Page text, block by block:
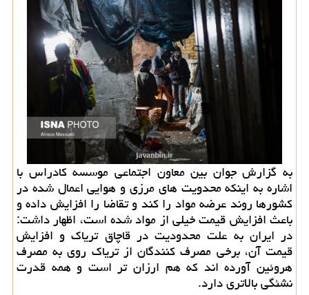
به گزارش جوان بین معاون اجتماعی موسسه كادراس با
اشاره به اینكه محدویت های مرزی و هوایی اعمال شده در
كشورها روند عرضه مواد را كند و تقاضا را افزایش داده و
باعث افزایش قیمت خیلی از مواد شده است، اظهار داشت:
در ایران به علت محدودیت در قاچاق تریاك و افزایش
قیمت آن، برخی مصرف كنندگان از تریاك روی به مصرف
هروئین آورده اند كه هم ارزان تر است و همه قدرت
نشئگی بالاتری دارد.